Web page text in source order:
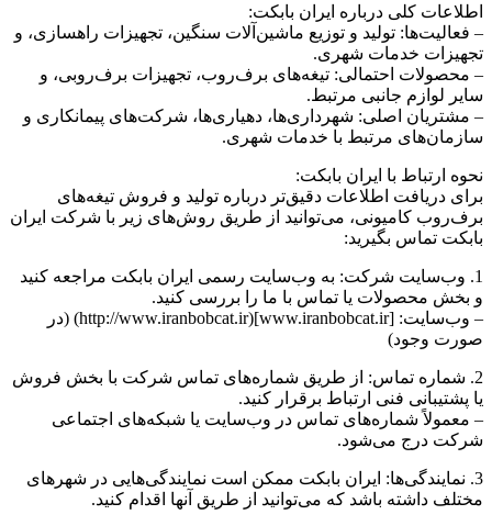
اطلاعات کلی درباره ایران بابکت:
– فعالیت‌ها: تولید و توزیع ماشین‌آلات سنگین، تجهیزات راهسازی، و
تجهیزات خدمات شهری.
– محصولات احتمالی: تیغه‌های برف‌روب، تجهیزات برف‌روبی، و
سایر لوازم جانبی مرتبط.
– مشتریان اصلی: شهرداری‌ها، دهیاری‌ها، شرکت‌های پیمانکاری و
سازمان‌های مرتبط با خدمات شهری.
نحوه ارتباط با ایران بابکت:
برای دریافت اطلاعات دقیق‌تر درباره تولید و فروش تیغه‌های
برف‌روب کامیونی، می‌توانید از طریق روش‌های زیر با شرکت ایران
بابکت تماس بگیرید:
1. وب‌سایت شرکت: به وب‌سایت رسمی ایران بابکت مراجعه کنید
و بخش محصولات یا تماس با ما را بررسی کنید.
– وب‌سایت: [www.iranbobcat.ir](http://www.iranbobcat.ir) (در
صورت وجود)
2. شماره تماس: از طریق شماره‌های تماس شرکت با بخش فروش
یا پشتیبانی فنی ارتباط برقرار کنید.
– معمولاً شماره‌های تماس در وب‌سایت یا شبکه‌های اجتماعی
شرکت درج می‌شود.
3. نمایندگی‌ها: ایران بابکت ممکن است نمایندگی‌هایی در شهرهای
مختلف داشته باشد که می‌توانید از طریق آنها اقدام کنید.